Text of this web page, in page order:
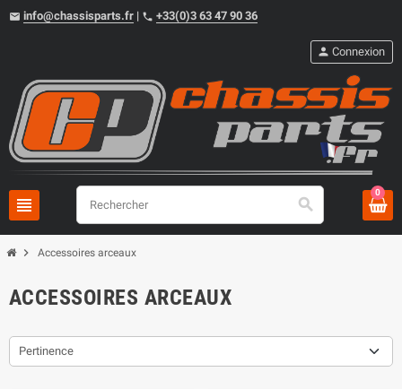
email info@chassisparts.fr | phone +33(0)3 63 47 90 36
view_headline search
person Connexion
0
chevron_right Accessoires arceaux
ACCESSOIRES ARCEAUX
Pertinence